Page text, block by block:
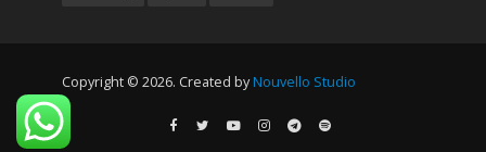
Copyright © 2026. Created by Nouvello Studio